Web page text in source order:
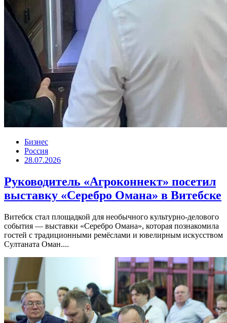
Бизнес
Россия
28.07.2026
Руководитель «Агроконнект» посетил
выставку «Серебро Омана» в Витебске
Витебск стал площадкой для необычного культурно-делового
события — выставки «Серебро Омана», которая познакомила
гостей с традиционными ремёслами и ювелирным искусством
Султаната Оман....